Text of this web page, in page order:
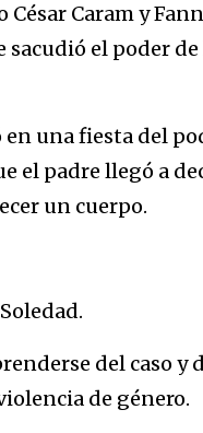
Caram y
el poder de
una fiesta del
el padre llegó a
un cuerpo.
del caso y
de género.